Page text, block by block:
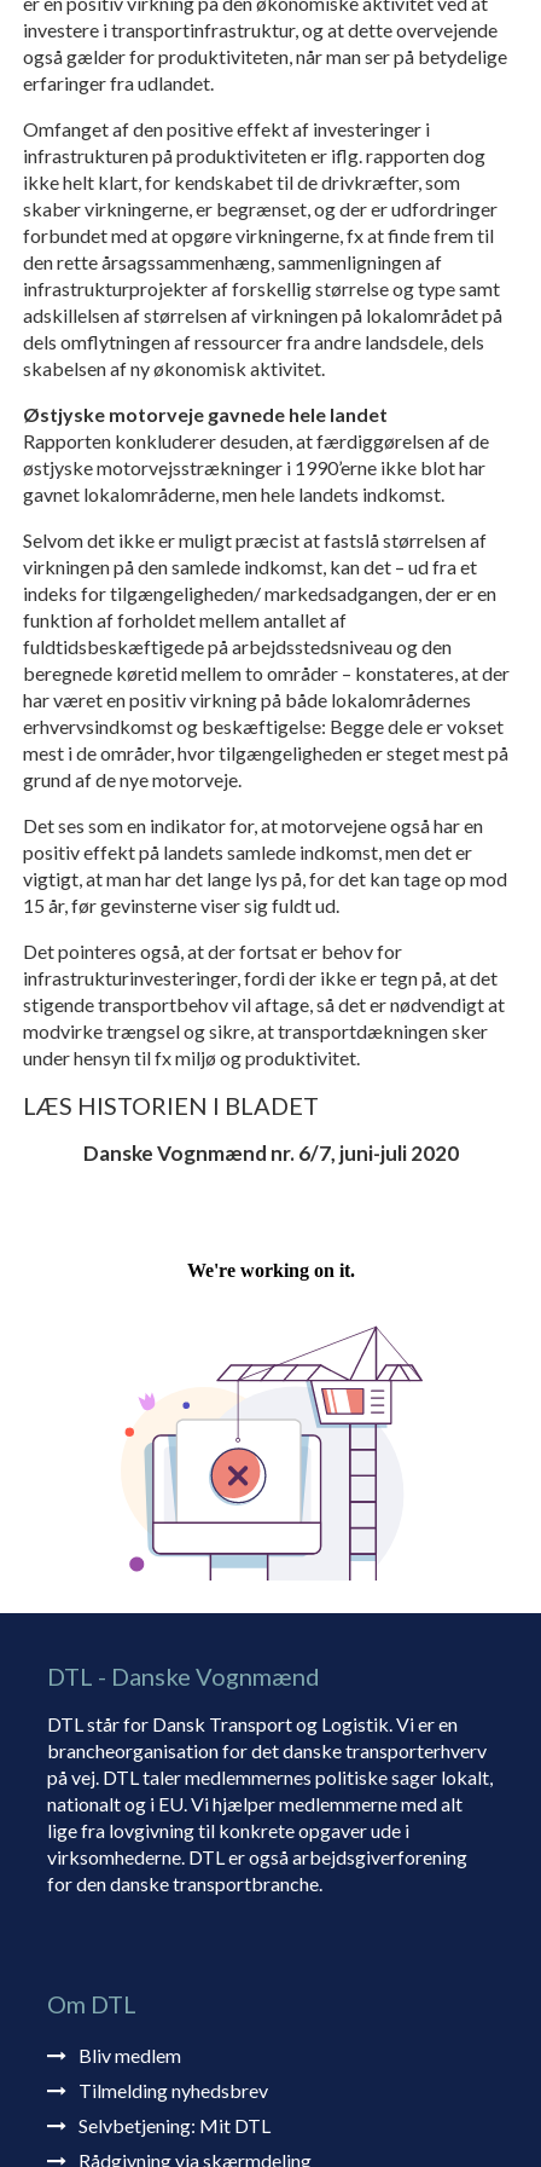
investere i transportinfrastruktur, og at dette overvejende
også gælder for produktiviteten, når man ser på betydelige
erfaringer fra udlandet.
Omfanget af den positive effekt af investeringer i
infrastrukturen på produktiviteten er iflg. rapporten dog
ikke helt klart, for kendskabet til de drivkræfter, som
skaber virkningerne, er begrænset, og der er udfordringer
forbundet med at opgøre virkningerne, fx at finde frem til
den rette årsagssammenhæng, sammenligningen af
infrastrukturprojekter af forskellig størrelse og type samt
adskillelsen af størrelsen af virkningen på lokalområdet på
dels omflytningen af ressourcer fra andre landsdele, dels
skabelsen af ny økonomisk aktivitet.
Østjyske motorveje gavnede hele landet
Rapporten konkluderer desuden, at færdiggørelsen af de
østjyske motorvejsstrækninger i 1990’erne ikke blot har
gavnet lokalområderne, men hele landets indkomst.
Selvom det ikke er muligt præcist at fastslå størrelsen af
virkningen på den samlede indkomst, kan det – ud fra et
indeks for tilgængeligheden/ markedsadgangen, der er en
funktion af forholdet mellem antallet af
fuldtidsbeskæftigede på arbejdsstedsniveau og den
beregnede køretid mellem to områder – konstateres, at der
har været en positiv virkning på både lokalområdernes
erhvervsindkomst og beskæftigelse: Begge dele er vokset
mest i de områder, hvor tilgængeligheden er steget mest på
grund af de nye motorveje.
Det ses som en indikator for, at motorvejene også har en
positiv effekt på landets samlede indkomst, men det er
vigtigt, at man har det lange lys på, for det kan tage op mod
15 år, før gevinsterne viser sig fuldt ud.
Det pointeres også, at der fortsat er behov for
infrastrukturinvesteringer, fordi der ikke er tegn på, at det
stigende transportbehov vil aftage, så det er nødvendigt at
modvirke trængsel og sikre, at transportdækningen sker
under hensyn til fx miljø og produktivitet.
LÆS HISTORIEN I BLADET
Danske Vognmænd nr. 6/7, juni-juli 2020
DTL - Danske Vognmænd
DTL står for Dansk Transport og Logistik. Vi er en
brancheorganisation for det danske transporterhverv
på vej. DTL taler medlemmernes politiske sager lokalt,
nationalt og i EU. Vi hjælper medlemmerne med alt
lige fra lovgivning til konkrete opgaver ude i
virksomhederne. DTL er også arbejdsgiverforening
for den danske transportbranche.
Om DTL
Bliv medlem
Tilmelding nyhedsbrev
Selvbetjening: Mit DTL
Rådgivning via skærmdeling